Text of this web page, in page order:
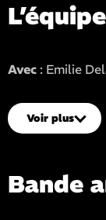
Avec : Emilie
Costumes:
Crédit photo:
Voir plus
Bande